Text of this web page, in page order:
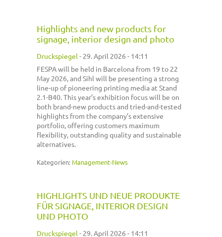
Highlights and new products for
signage, interior design and photo
Druckspiegel - 29. April 2026 - 14:11
FESPA will be held in Barcelona from 19 to 22
May 2026, and Sihl will be presenting a strong
line-up of pioneering printing media at Stand
2.1-B40. This year’s exhibition focus will be on
both brand-new products and tried-and-tested
highlights from the company’s extensive
portfolio, offering customers maximum
flexibility, outstanding quality and sustainable
alternatives.
Kategorien: Management-News
HIGHLIGHTS UND NEUE PRODUKTE
FÜR SIGNAGE, INTERIOR DESIGN
UND PHOTO
Druckspiegel - 29. April 2026 - 14:11